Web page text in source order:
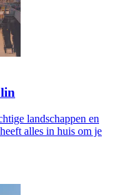
landschappen en
alles in huis om je